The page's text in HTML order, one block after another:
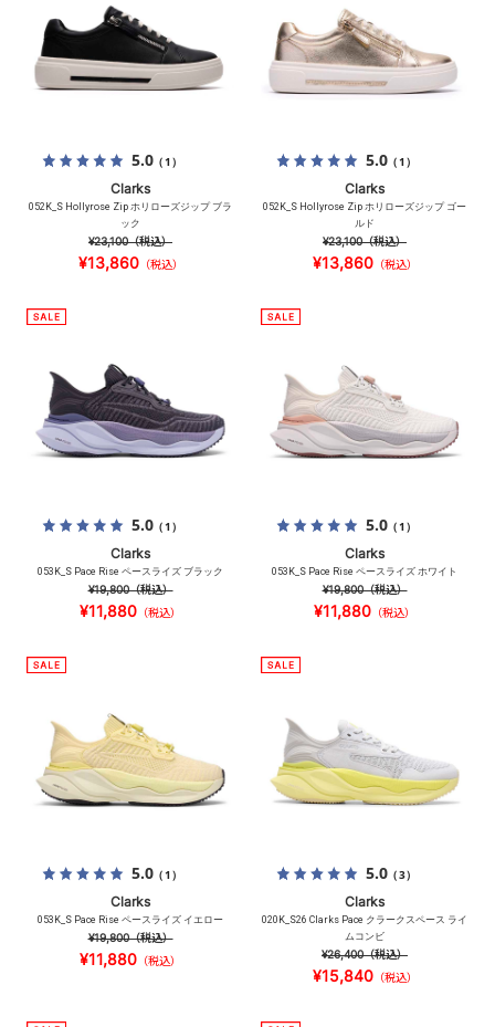
5.0（1）
Clarks
052K_S Hollyrose Zip ホリローズジップ ブラ
ック
¥23,100（税込）
¥13,860（税込）
5.0（1）
Clarks
052K_S Hollyrose Zip ホリローズジップ ゴー
ルド
¥23,100（税込）
¥13,860（税込）
5.0（1）
Clarks
053K_S Pace Rise ペースライズ ブラック
¥19,800（税込）
¥11,880 （税込）
5.0（1）
Clarks
053K_S Pace Rise ペースライズ ホワイト
¥19,800（税込）
¥11,880 （税込）
5.0（1）
Clarks
053K_S Pace Rise ペースライズ イエロー
¥19,800（税込）
¥11,880 （税込）
5.0（3）
Clarks
020K_S26 Clarks Pace クラークスペース ライ
ムコンビ
¥26,400（税込）
¥15,840（税込）